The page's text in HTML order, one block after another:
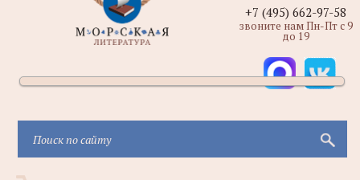
+7 (495) 662-97-58
звоните нам Пн-Пт с 9
до 19